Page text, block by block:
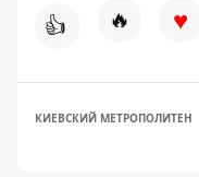
👍 🔥 ♥
КИЕВСКИЙ МЕТРОПОЛИТЕН